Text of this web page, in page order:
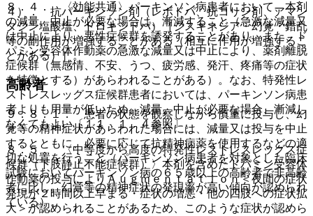
４）． 抗パーキンソン剤（レボドパ、抗コリン剤、アマン
タジン塩酸塩、ドロキシドパ）［ジスキネジア・幻覚・錯乱
等の副作用が増強することがある（相互に作用が増強するこ
とがある）］。
高齢者
９．８．１． 患者の状態を観察しながら慎重に投与し、幻
覚等の精神症状があらわれた場合には、減量又は投与を中止
するとともに、必要に応じて抗精神病薬を使用するなどの適
切な処置を行うこと（パーキンソン病患者を対象とした臨床
試験においてパーキンソン病の６５歳以上の高齢者で非高齢
者に比し、幻覚等の精神症状の発現率が高い傾向が認められ
ている）。
８．４． 〈効能共通〉パーキンソン病患者において、本剤
の減量、中止が必要な場合は、漸減すること（急激な減量又
は中止により、悪性症候群を誘発することがあり、また、ド
パミン受容体作動薬の急激な減量又は中止により、薬剤離脱
症候群（無感情、不安、うつ、疲労感、発汗、疼痛等の症状
を特徴とする）があらわれることがある）。なお、特発性レ
ストレスレッグス症候群患者においては、パーキンソン病患
者よりも用量が低いため、減量、中止が必要な場合、漸減し
なくてもよい〔１１．１．４参照〕。
８．５． 〈中等度から高度の特発性レストレスレッグス症
候群（下肢静止不能症候群）〉本剤を含めたドパミン受容体
作動薬の投与によりＡｕｇｍｅｎｔａｔｉｏｎ＜夜間の症状
発現が２時間以上早まる・症状の増悪・他の四肢への症状拡
大＞が認められることがあるため、このような症状が認めら